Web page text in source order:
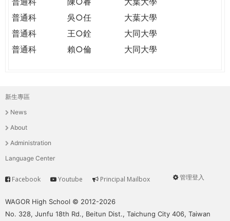
普通科
吳○任
大葉大學
普通科
王○銓
大同大學
普通科
賴○倫 大同大學
主
選
單
新生專區
News
About
Administration
Language Center
User
管理登入
Service
Facebook Youtube Principal Mailbox
WAGOR High School © 2012-2026
No. 328, Junfu 18th Rd., Beitun Dist., Taichung City 406, Taiwan